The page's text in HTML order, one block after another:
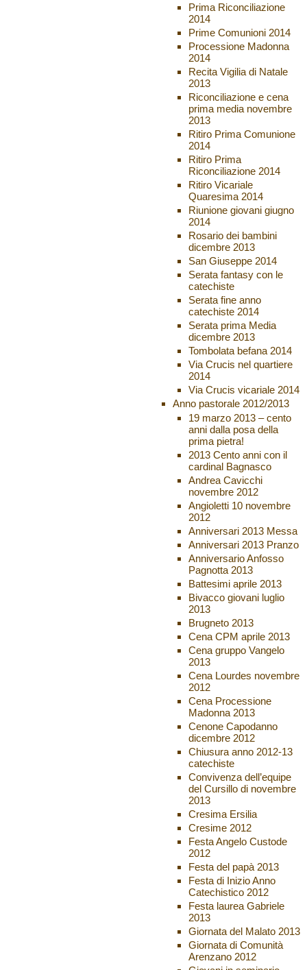
Prima Riconciliazione
2014
Prime Comunioni 2014
Processione Madonna
2014
Recita Vigilia di Natale
2013
Riconciliazione e cena
prima media novembre
2013
Ritiro Prima Comunione
2014
Ritiro Prima
Riconciliazione 2014
Ritiro Vicariale
Quaresima 2014
Riunione giovani giugno
2014
Rosario dei bambini
dicembre 2013
San Giuseppe 2014
Serata fantasy con le
catechiste
Serata fine anno
catechiste 2014
Serata prima Media
dicembre 2013
Tombolata befana 2014
Via Crucis nel quartiere
2014
Via Crucis vicariale 2014
Anno pastorale 2012/2013
19 marzo 2013 – cento
anni dalla posa della
prima pietra!
2013 Cento anni con il
cardinal Bagnasco
Andrea Cavicchi
novembre 2012
Angioletti 10 novembre
2012
Anniversari 2013 Messa
Anniversari 2013 Pranzo
Anniversario Anfosso
Pagnotta 2013
Battesimi aprile 2013
Bivacco giovani luglio
2013
Brugneto 2013
Cena CPM aprile 2013
Cena gruppo Vangelo
2013
Cena Lourdes novembre
2012
Cena Processione
Madonna 2013
Cenone Capodanno
dicembre 2012
Chiusura anno 2012-13
catechiste
Convivenza dell’equipe
del Cursillo di novembre
2013
Cresima Ersilia
Cresime 2012
Festa Angelo Custode
2012
Festa del papà 2013
Festa di Inizio Anno
Catechistico 2012
Festa laurea Gabriele
2013
Giornata del Malato 2013
Giornata di Comunità
Arenzano 2012